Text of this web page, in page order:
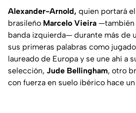
Alexander-Arnold, quien portará
brasileño Marcelo Vieira —también
banda izquierda— durante más de
sus primeras palabras como
laureado de Europa y se une ahí a
selección, Jude Bellingham, otro
con fuerza en suelo ibérico hace